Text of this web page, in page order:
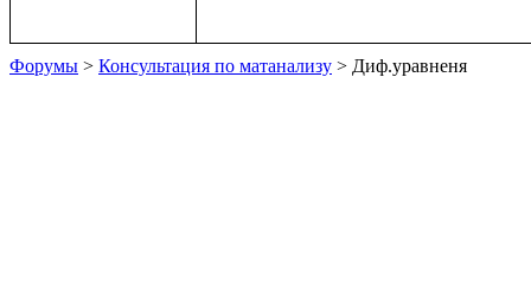
Форумы > Консультация по матанализу > Диф.уравненя